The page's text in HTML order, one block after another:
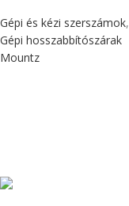
Gépi és kézi szerszámok,
Gépi hosszabbítószárak
Mountz